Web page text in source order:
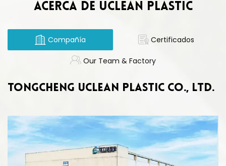
sólida protección interna. Ofrecemos diseño
ACERCA DE UCLEAN PLASTIC
Compañía Certificados
Our Team & Factory
TONGCHENG UCLEAN PLASTIC CO., LTD.